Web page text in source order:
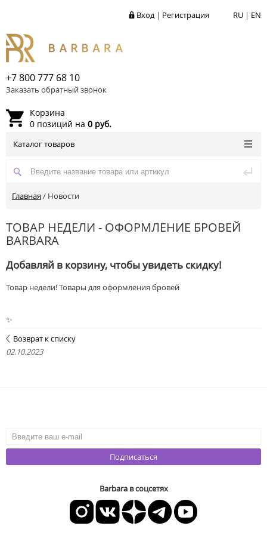
RU | EN
Вход| Регистрация
+7 800 777 68 10
Заказать обратный звонок
Корзина
0 позиций на 0 руб.
Каталог товаров
Главная / Новости
ТОВАР НЕДЕЛИ - ОФОРМЛЕНИЕ БРОВЕЙ
BARBARA
Добавляй в корзину, чтобы увидеть скидку!
Товар недели! Товары для оформления бровей
✨
Возврат к списку
02.10.2023
Подписаться
Barbara в соцсетях